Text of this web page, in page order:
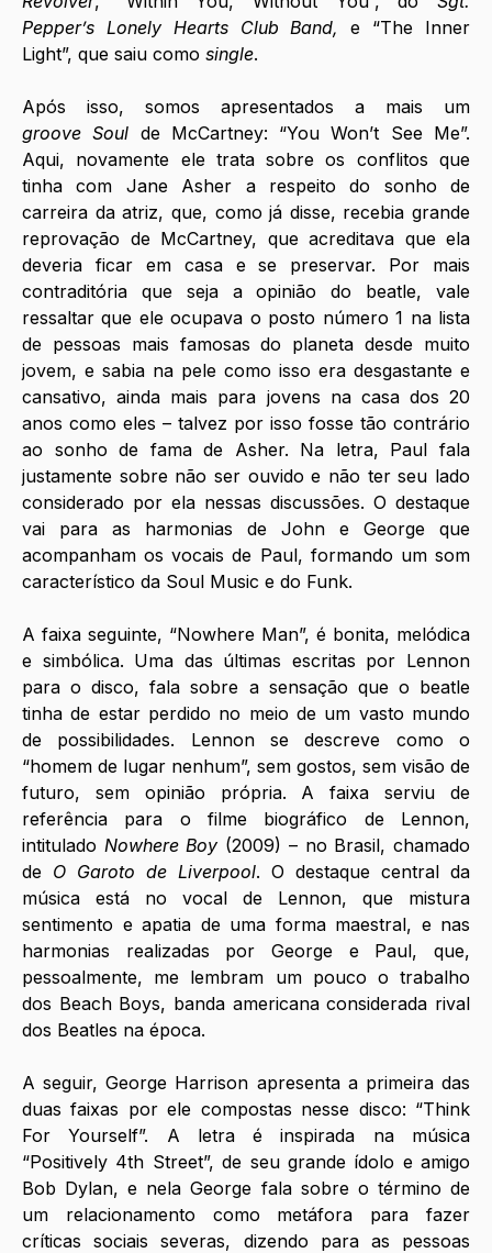
Pepper’s Lonely Hearts Club Band, e “The Inner
Light”, que saiu como single.
groove Soul de McCartney: “You Won’t See Me”.
Aqui, novamente ele trata sobre os conflitos que
tinha com Jane Asher a respeito do sonho de
carreira da atriz, que, como já disse, recebia grande
reprovação de McCartney, que acreditava que ela
deveria ficar em casa e se preservar. Por mais
contraditória que seja a opinião do beatle, vale
ressaltar que ele ocupava o posto número 1 na lista
de pessoas mais famosas do planeta desde muito
jovem, e sabia na pele como isso era desgastante e
cansativo, ainda mais para jovens na casa dos 20
anos como eles – talvez por isso fosse tão contrário
ao sonho de fama de Asher. Na letra, Paul fala
justamente sobre não ser ouvido e não ter seu lado
considerado por ela nessas discussões. O destaque
vai para as harmonias de John e George que
acompanham os vocais de Paul, formando um som
característico da Soul Music e do Funk.
A faixa seguinte, “Nowhere Man”, é bonita, melódica
e simbólica. Uma das últimas escritas por Lennon
para o disco, fala sobre a sensação que o beatle
tinha de estar perdido no meio de um vasto mundo
de possibilidades. Lennon se descreve como o
“homem de lugar nenhum”, sem gostos, sem visão de
futuro, sem opinião própria. A faixa serviu de
referência para o filme biográfico de Lennon,
intitulado Nowhere Boy (2009) – no Brasil, chamado
de O Garoto de Liverpool. O destaque central da
música está no vocal de Lennon, que mistura
sentimento e apatia de uma forma maestral, e nas
harmonias realizadas por George e Paul, que,
pessoalmente, me lembram um pouco o trabalho
dos Beach Boys, banda americana considerada rival
dos Beatles na época.
A seguir, George Harrison apresenta a primeira das
duas faixas por ele compostas nesse disco: “Think
For Yourself”. A letra é inspirada na música
“Positively 4th Street”, de seu grande ídolo e amigo
Bob Dylan, e nela George fala sobre o término de
um relacionamento como metáfora para fazer
críticas sociais severas, dizendo para as pessoas